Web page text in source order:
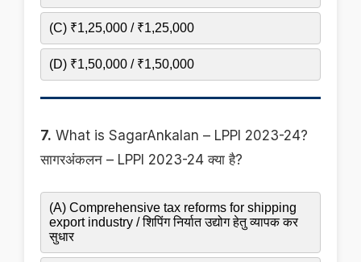
(C) ₹1,25,000 / ₹1,25,000
(D) ₹1,50,000 / ₹1,50,000
7. What is SagarAnkalan – LPPI 2023-24?
सागरअंकलन – LPPI 2023-24 क्या है?
(A) Comprehensive tax reforms for shipping
export industry / शिपिंग निर्यात उद्योग हेतु व्यापक कर
सुधार